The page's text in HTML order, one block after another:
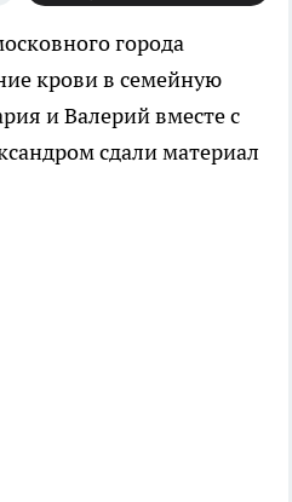
города
крови в семейную
и Валерий вместе с
сдали материал